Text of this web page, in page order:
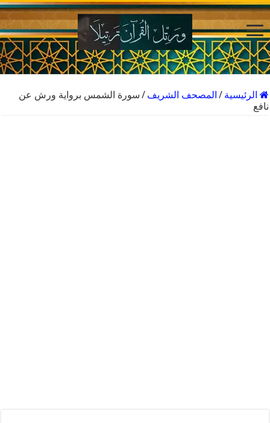
الرئيسية / المصحف الشريف / سورة الشمس برواية ورش عن
نافع